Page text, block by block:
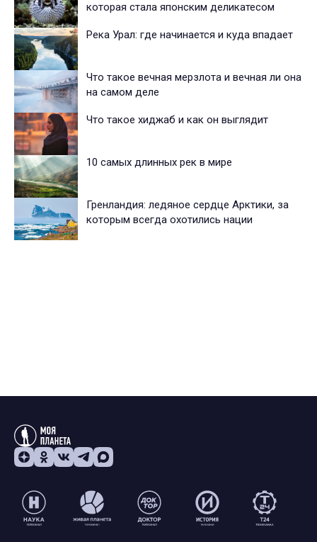
которая стала японским деликатесом
Река Урал: где начинается и куда впадает
Что такое вечная мерзлота и вечная ли она
на самом деле
Что такое хиджаб и как он выглядит
10 самых длинных рек в мире
Гренландия: ледяное сердце Арктики, за
которым всегда охотились нации